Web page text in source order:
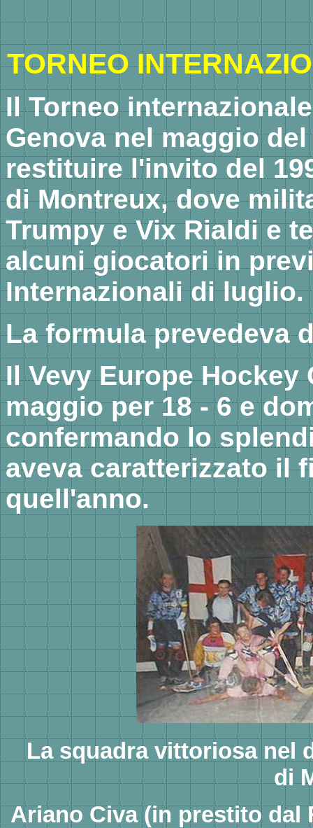
TORNEO
Il Torneo
Genova nel maggio
restituire l'invito del
di Montreux, dove
Trumpy e Vix Rialdi e
alcuni giocatori in
Internazionali di luglio.
La formula prevedeva
Il Vevy Europe Hockey
maggio per 18 - 6 e
confermando lo
aveva caratterizzato il
quell'anno.
La squadra vittoriosa nel
di
Ariano Civa (in prestito dal